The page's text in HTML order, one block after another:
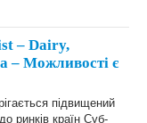
– Dairy,
– Можливості є
підвищений
ринків країн Суб-